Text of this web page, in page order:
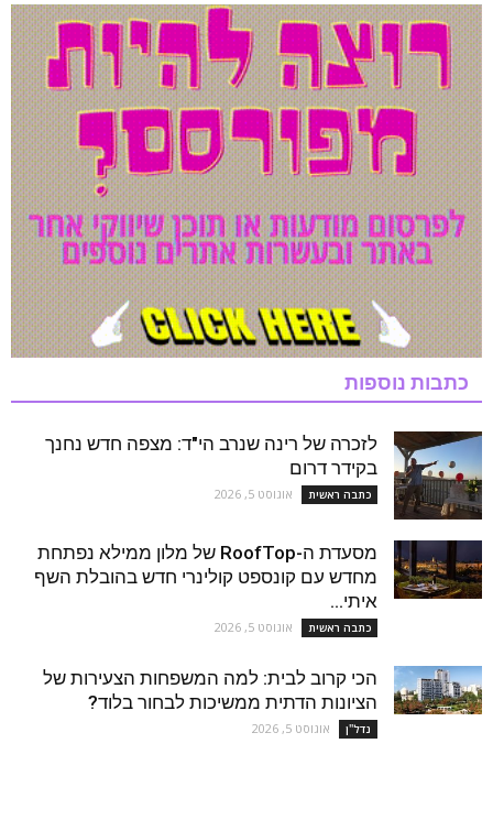
כתבות נוספות
לזכרה של רינה שנרב הי"ד: מצפה חדש נחנך
בקידר דרום
כתבה ראשית אוגוסט 5, 2026
מסעדת ה-RoofTop של מלון ממילא נפתחת
מחדש עם קונספט קולינרי חדש בהובלת השף
איתי...
כתבה ראשית אוגוסט 5, 2026
הכי קרוב לבית: למה המשפחות הצעירות של
הציונות הדתית ממשיכות לבחור בלוד?
נדל''ן אוגוסט 5, 2026